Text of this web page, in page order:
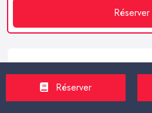
Réserver
Service client
https://proxilive.fr
Réserver